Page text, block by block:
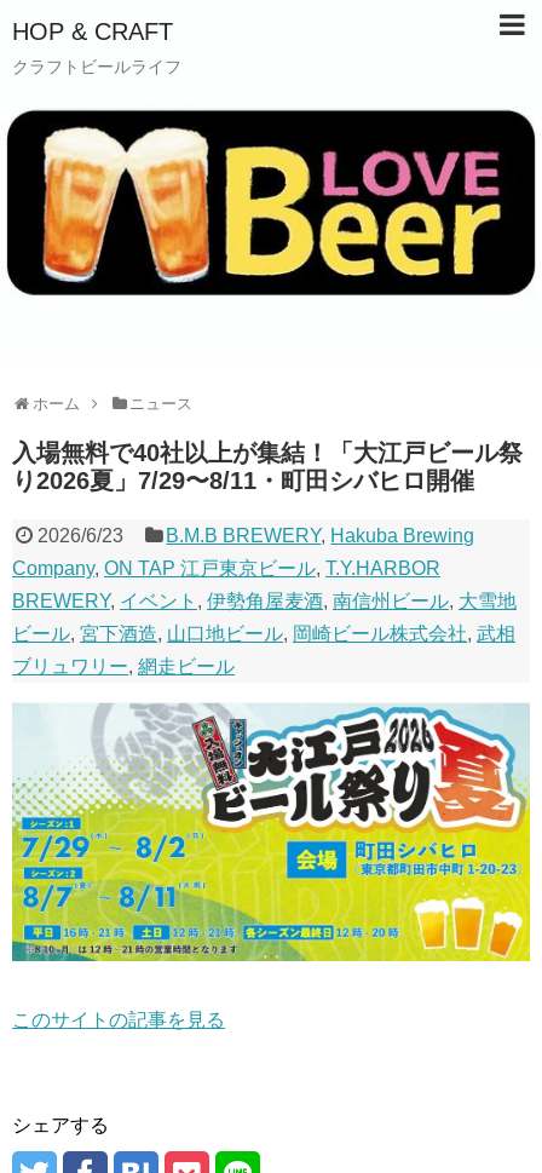
HOP & CRAFT
クラフトビールライフ
ホーム ニュース
入場無料で40社以上が集結！「大江戸ビール祭
り2026夏」7/29〜8/11・町田シバヒロ開催
2026/6/23 B.M.B BREWERY, Hakuba Brewing
Company, ON TAP 江戸東京ビール, T.Y.HARBOR
BREWERY, イベント , 伊勢角屋麦酒, 南信州ビール, 大雪地
ビール, 宮下酒造, 山口地ビール, 岡崎ビール株式会社, 武相
ブリュワリー, 網走ビール
このサイトの記事を見る
シェアする